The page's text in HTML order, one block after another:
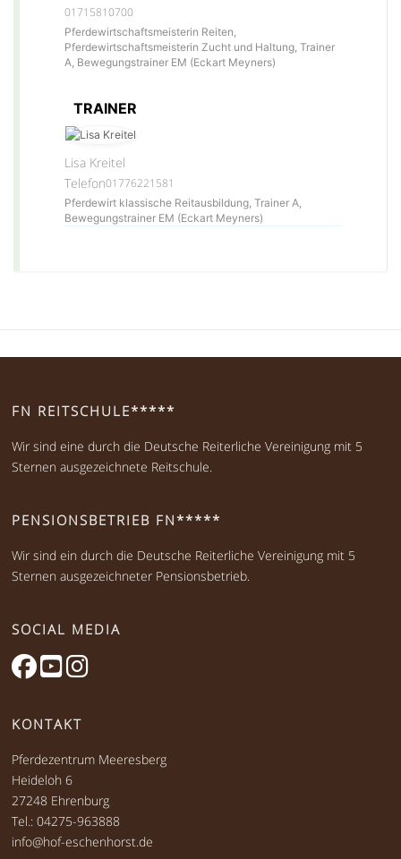
01715810700
Pferdewirtschaftsmeisterin Reiten,
Pferdewirtschaftsmeisterin Zucht und Haltung, Trainer
A, Bewegungstrainer EM (Eckart Meyners)
TRAINER
Lisa Kreitel
Telefon01776221581
Pferdewirt klassische Reitausbildung, Trainer A,
Bewegungstrainer EM (Eckart Meyners)
FN REITSCHULE*****
Wir sind eine durch die Deutsche Reiterliche Vereinigung mit 5
Sternen ausgezeichnete Reitschule.
PENSIONSBETRIEB FN*****
Wir sind ein durch die Deutsche Reiterliche Vereinigung mit 5
Sternen ausgezeichneter Pensionsbetrieb.
SOCIAL MEDIA
KONTAKT
Pferdezentrum Meeresberg
Heideloh 6
27248 Ehrenburg
Tel.: 04275-963888
info@hof-eschenhorst.de